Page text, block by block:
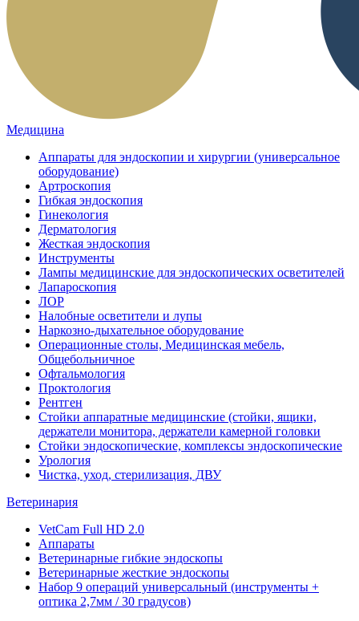
Медицина
Аппараты для эндоскопии и хирургии (универсальное
оборудование)
Артроскопия
Гибкая эндоскопия
Гинекология
Дерматология
Жесткая эндоскопия
Инструменты
Лампы медицинские для эндоскопических осветителей
Лапароскопия
ЛОР
Налобные осветители и лупы
Наркозно-дыхательное оборудование
Операционные столы, Медицинская мебель,
Общебольничное
Офтальмология
Проктология
Рентген
Стойки аппаратные медицинские (стойки, ящики,
держатели монитора, держатели камерной головки
Стойки эндоскопические, комплексы эндоскопические
Урология
Чистка, уход, стерилизация, ДВУ
Ветеринария
VetCam Full HD 2.0
Аппараты
Ветеринарные гибкие эндоскопы
Ветеринарные жесткие эндоскопы
Набор 9 операций универсальный (инструменты +
оптика 2,7мм / 30 градусов)